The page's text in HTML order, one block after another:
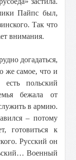
Пайпс был,
Так что
внимания.
догадаться,
же самое, что и
польский
бежала от
в армию.
– потому
готовиться к
Русский он
Военный